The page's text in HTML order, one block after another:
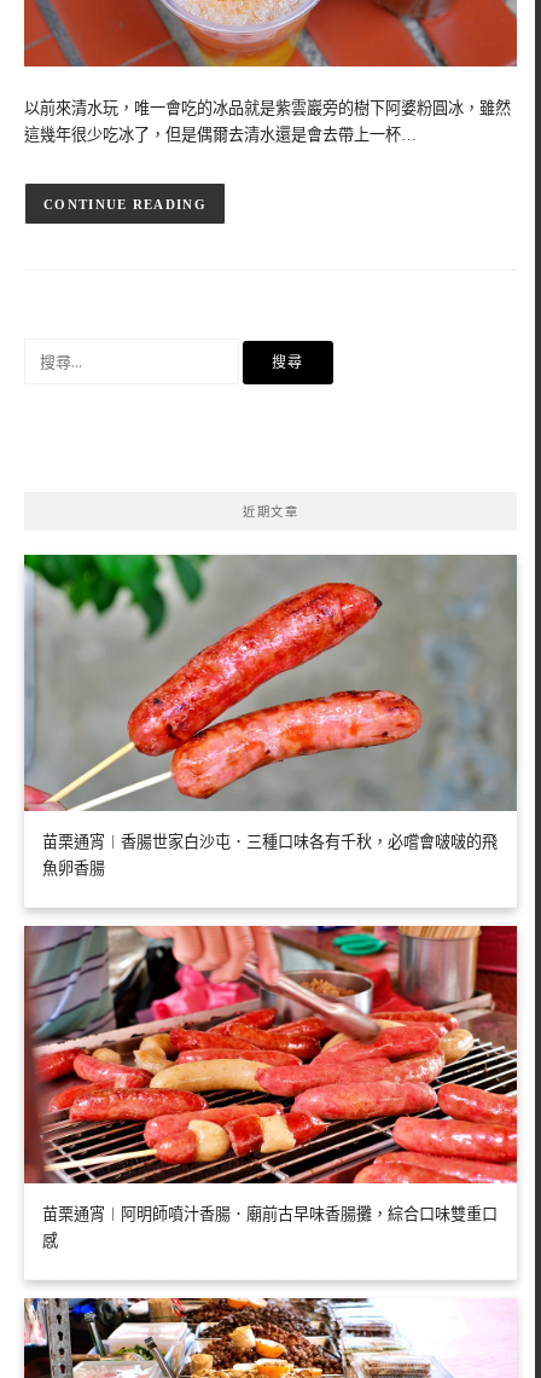
以前來清水玩，唯一會吃的冰品就是紫雲巖旁的樹下阿婆粉圓冰，雖然
這幾年很少吃冰了，但是偶爾去清水還是會去帶上一杯…
CONTINUE READING
近期文章
苗栗通宵︱香腸世家白沙屯．三種口味各有千秋，必嚐會啵啵的飛
魚卵香腸
苗栗通宵︱阿明師噴汁香腸．廟前古早味香腸攤，綜合口味雙重口
感